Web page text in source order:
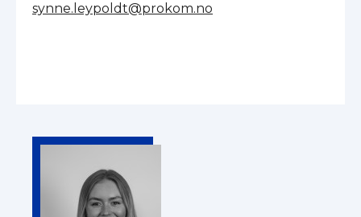
synne.leypoldt@prokom.no